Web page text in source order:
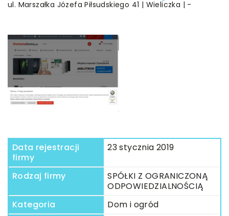
ul. Marszałka Józefa Piłsudskiego 41 | Wieliczka | -
Data rejestracji
firmy
23 stycznia 2019
Rodzaj firmy
SPÓŁKI Z OGRANICZONĄ
ODPOWIEDZIALNOŚCIĄ
Kategoria
Dom i ogród